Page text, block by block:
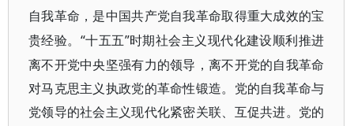
自我革命，是中国共产党自我革命取得重大成效的宝
贵经验。 “十五五”时期社会主义现代化建设顺利推进
离不开党中央坚强有力的领导，离不开党的自我革命
对马克思主义执政党的革命性锻造。党的自我革命与
党领导的社会主义现代化紧密关联、互促共进。党的